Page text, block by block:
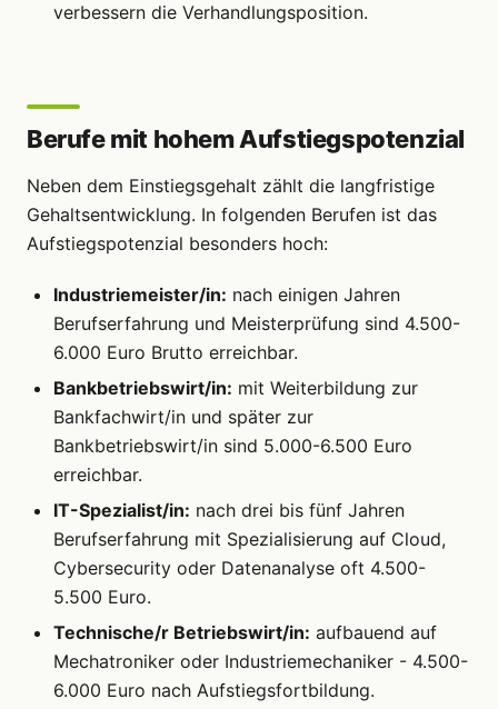
verbessern die Verhandlungsposition.
Berufe mit hohem Aufstiegspotenzial
Neben dem Einstiegsgehalt zählt die langfristige
Gehaltsentwicklung. In folgenden Berufen ist das
Aufstiegspotenzial besonders hoch:
Industriemeister/in: nach einigen Jahren
Berufserfahrung und Meisterprüfung sind 4.500-
6.000 Euro Brutto erreichbar.
Bankbetriebswirt/in: mit Weiterbildung zur
Bankfachwirt/in und später zur
Bankbetriebswirt/in sind 5.000-6.500 Euro
erreichbar.
IT-Spezialist/in: nach drei bis fünf Jahren
Berufserfahrung mit Spezialisierung auf Cloud,
Cybersecurity oder Datenanalyse oft 4.500-
5.500 Euro.
Technische/r Betriebswirt/in: aufbauend auf
Mechatroniker oder Industriemechaniker - 4.500-
6.000 Euro nach Aufstiegsfortbildung.